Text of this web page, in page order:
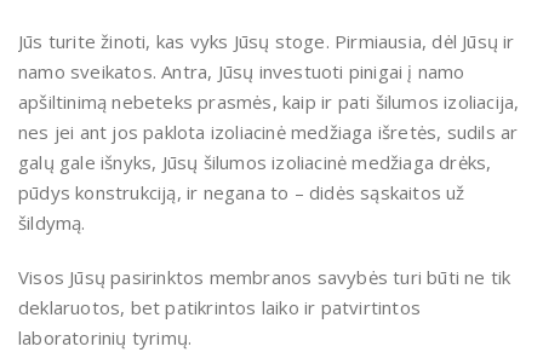
Jūs turite žinoti, kas vyks Jūsų stoge. Pirmiausia, dėl Jūsų ir
namo sveikatos. Antra, Jūsų investuoti pinigai į namo
apšiltinimą nebeteks prasmės, kaip ir pati šilumos izoliacija,
nes jei ant jos paklota izoliacinė medžiaga išretės, sudils ar
galų gale išnyks, Jūsų šilumos izoliacinė medžiaga drėks,
pūdys konstrukciją, ir negana to – didės sąskaitos už
šildymą.
Visos Jūsų pasirinktos membranos savybės turi būti ne tik
deklaruotos, bet patikrintos laiko ir patvirtintos
laboratorinių tyrimų.